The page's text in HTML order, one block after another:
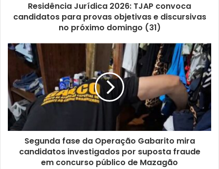
Residência Jurídica 2026: TJAP convoca
candidatos para provas objetivas e discursivas
no próximo domingo (31)
Segunda fase da Operação Gabarito mira
candidatos investigados por suposta fraude
em concurso público de Mazagão